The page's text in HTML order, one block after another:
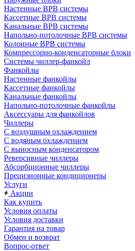
Настенные ВРВ системы
Кассетные ВРВ системы
Канальные ВРВ системы
Напольно-потолочные ВРВ системы
Колонные ВРВ системы
Компрессорно-конденсаторные блоки
Системы чиллер-фанкойл
Фанкойлы
Настенные фанкойлы
Кассетные фанкойлы
Канальные фанкойлы
Напольно-потолочные фанкойлы
Аксессуары для фанкойлов
Чиллеры
С воздушным охлаждением
С водяным охлаждением
С выносным конденсатором
Реверсивные чиллеры
Абсорбционные чиллеры
Прецизионные кондиционеры
Услуги
Акции
Как купить
Условия оплаты
Условия доставки
Гарантия на товар
Обмен и возврат
Вопрос-ответ